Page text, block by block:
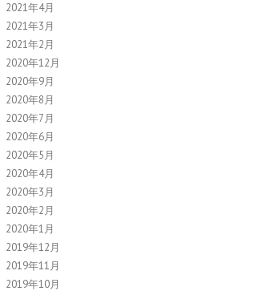
2021年4月
2021年3月
2021年2月
2020年12月
2020年9月
2020年8月
2020年7月
2020年6月
2020年5月
2020年4月
2020年3月
2020年2月
2020年1月
2019年12月
2019年11月
2019年10月